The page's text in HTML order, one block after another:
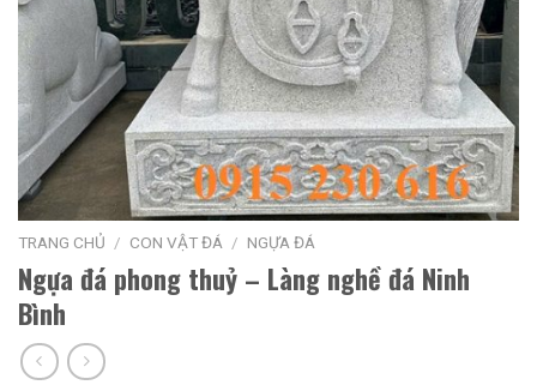
TRANG CHỦ / CON VẬT ĐÁ / NGỰA ĐÁ
Ngựa đá phong thuỷ – Làng nghề đá Ninh
Bình